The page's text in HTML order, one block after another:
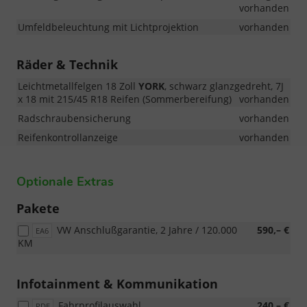
vorhanden
Umfeldbeleuchtung mit Lichtprojektion
vorhanden
Räder & Technik
Leichtmetallfelgen 18 Zoll YORK, schwarz glanzgedreht, 7J
x 18 mit 215/45 R18 Reifen (Sommerbereifung) vorhanden
Radschraubensicherung
vorhanden
Reifenkontrollanzeige
vorhanden
Optionale Extras
Pakete
EA6 590,– €
VW Anschlußgarantie, 2 Jahre / 120.000
KM
Infotainment & Kommunikation